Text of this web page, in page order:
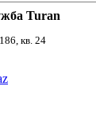
Turan
кв. 24